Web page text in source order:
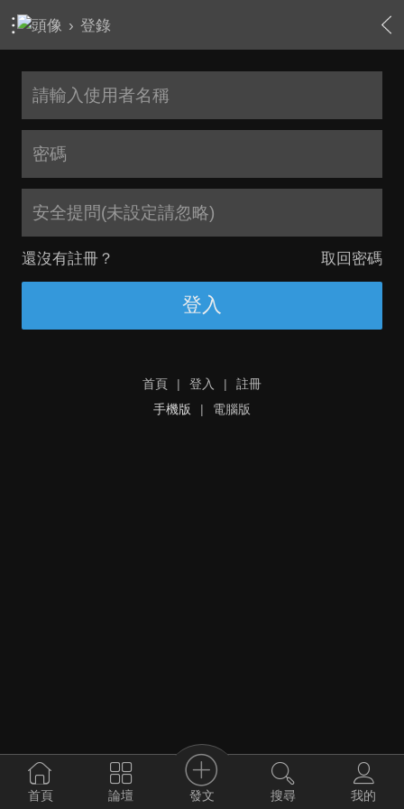
› 登錄
安全提問(未設定請忽略)
還沒有註冊？ 取回密碼
登入
首頁 | 登入 |
註冊
手機版
| 電腦版
首頁 論壇 發文 搜尋 我的